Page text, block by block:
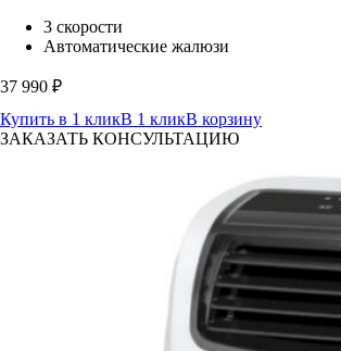
3 скорости
Автоматические жалюзи
37 990 ₽
Купить в 1 кликВ 1 кликВ корзину
ЗАКАЗАТЬ КОНСУЛЬТАЦИЮ